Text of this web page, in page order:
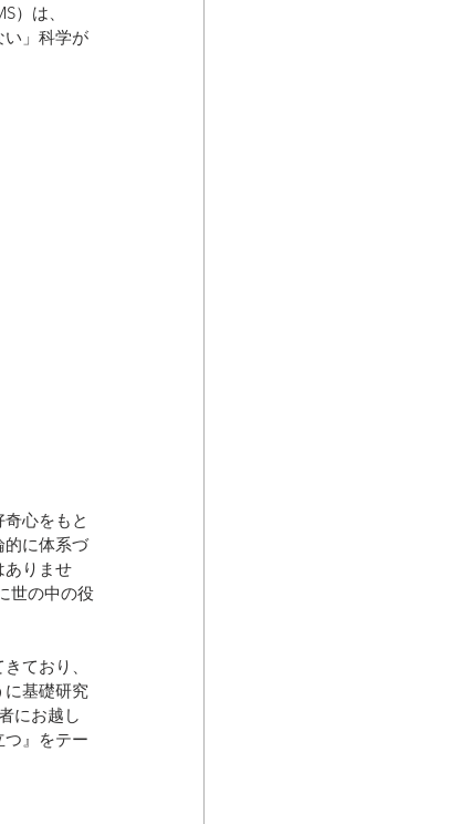
）は、
い」科学が
心をもと
的に体系づ
ありませ
世の中の役
ており、
に基礎研究
にお越し
』をテー